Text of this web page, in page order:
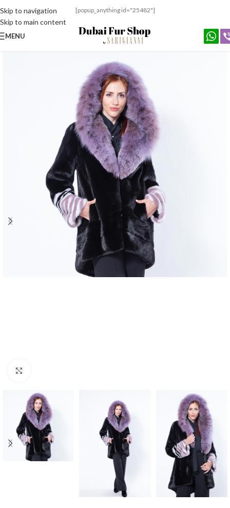
Skip to navigation
Skip to main content
[popup_anything id="25482"]
MENU